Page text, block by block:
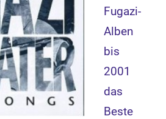
Fugazi-
Alben
bis
2001
das
Beste